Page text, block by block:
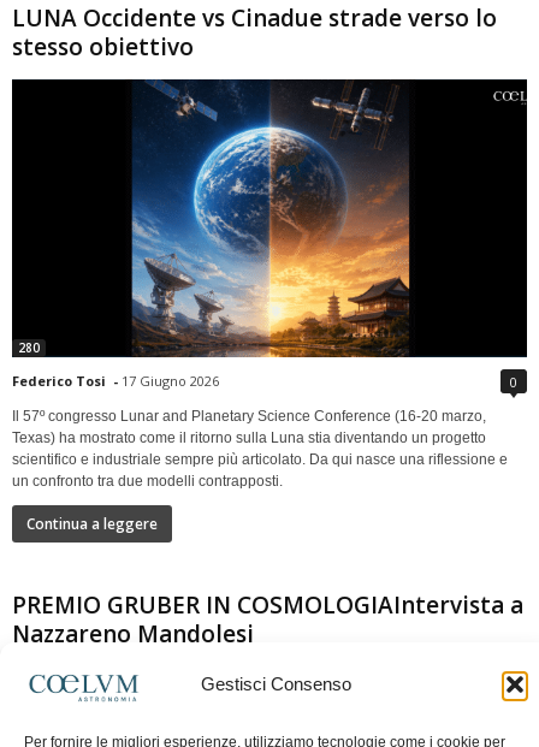
Gestisci Consenso
Per fornire le migliori esperienze, utilizziamo tecnologie come i cookie per
LUNA Occidente vs Cinadue strade verso lo
stesso obiettivo
280
Federico Tosi - 17 Giugno 2026 0
Il 57º congresso Lunar and Planetary Science Conference (16-20 marzo,
Texas) ha mostrato come il ritorno sulla Luna stia diventando un progetto
scientifico e industriale sempre più articolato. Da qui nasce una riflessione e
un confronto tra due modelli contrapposti.
Continua a leggere
PREMIO GRUBER IN COSMOLOGIAIntervista a
Nazzareno Mandolesi